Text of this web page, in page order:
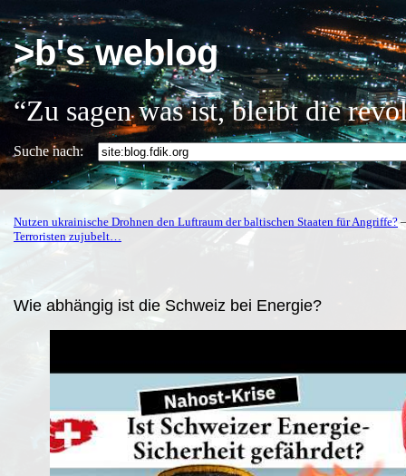
>b's weblog
“Zu sagen was ist, bleibt die
Suche nach:
Nutzen ukrainische Drohnen den Luftraum der baltischen Staaten für Angriffe?
Terroristen zujubelt…
Wie abhängig ist die Schweiz bei Energie?